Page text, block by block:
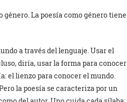
La poesía como género tiene
a través del lenguaje. Usar el
diría, usar la forma para conocer
el lienzo para conocer el mundo.
la poesía se caracteriza por un